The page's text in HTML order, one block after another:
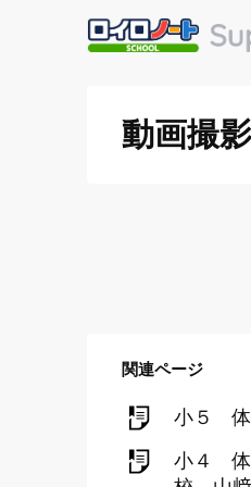
動画撮影
関連ページ
小５ 体
小４ 体